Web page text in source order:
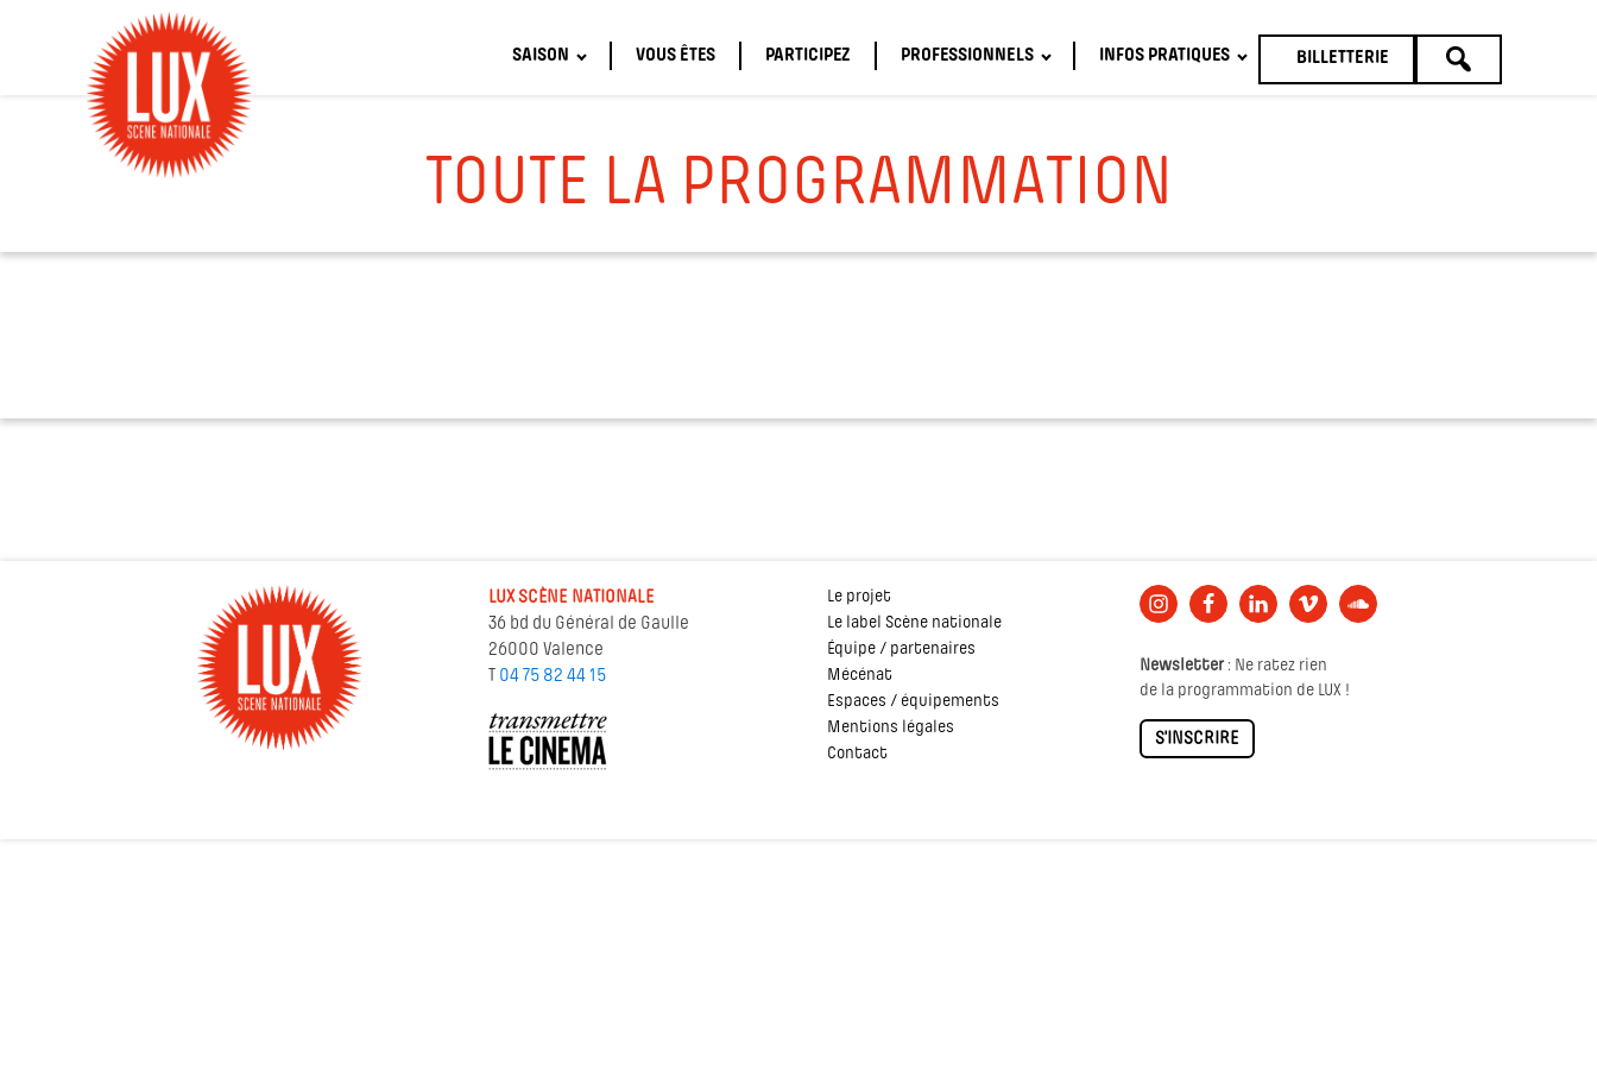
SAISON VOUS ÊTES PARTICIPEZ PROFESSIONNELS INFOS PRATIQUES BILLETTERIE
TOUTE
TOUTE LA PROGRAMMATION
LUX SCÈNE NATIONALE
36 bd du Général de Gaulle
26000 Valence
T 04 75 82 44 15
Le projet
Le label Scène nationale
Équipe / partenaires
Mécénat
Espaces / équipements
Mentions légales
Contact
Newsletter: Ne ratez rien
de la programmation de LUX !
S'INSCRIRE